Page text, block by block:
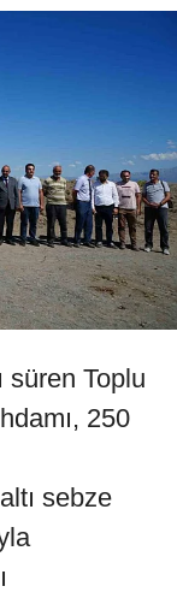
süren Toplu
250
sebze